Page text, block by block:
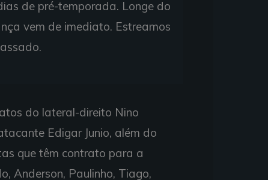
de pré-temporada. Longe do
vem de imediato. Estreamos
do lateral-direito Nino
Edigar Junio, além do
que têm contrato para a
Anderson, Paulinho, Tiago,